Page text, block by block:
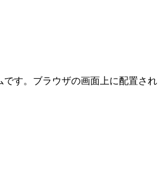
す。ブラウザの画面上に配置され